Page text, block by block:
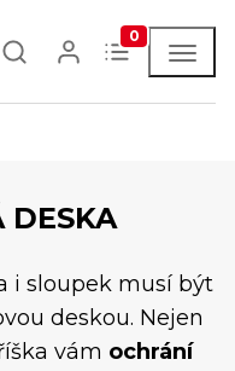
0
DESKA
i sloupek musí být
deskou. Nejen
vám ochrání